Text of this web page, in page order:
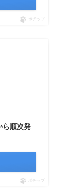
ポチップ
ら順次発
ポチップ